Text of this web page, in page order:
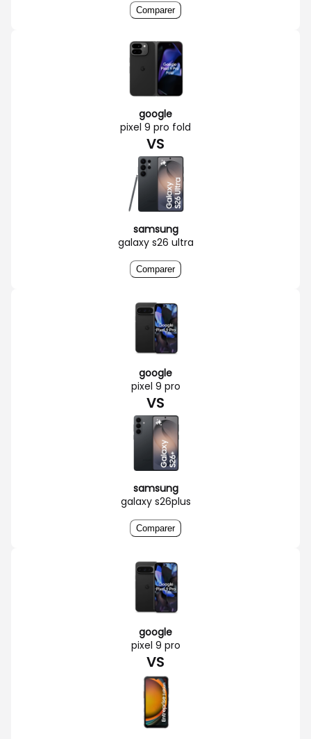
Comparer
google
pixel 9 pro fold
VS
samsung
galaxy s26 ultra
Comparer
google
pixel 9 pro
VS
samsung
galaxy s26plus
Comparer
google
pixel 9 pro
VS